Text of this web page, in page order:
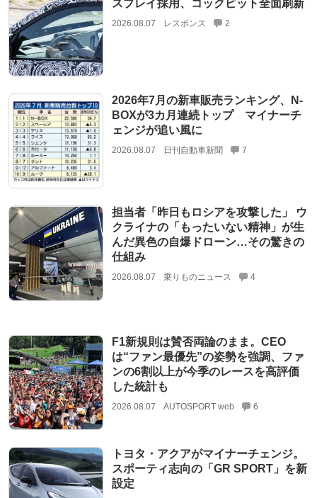
スプレイ採用、コックピット全面刷新
2026.08.07 レスポンス 2
2026年7月の新車販売ランキング、N-
BOXが3カ月連続トップ マイナーチ
ェンジが追い風に
2026.08.07 日刊自動車新聞 7
担当者「昨日もロシアを攻撃した」 ウ
クライナの「もったいない精神」が生
んだ異色の自爆ドローン…その驚きの
仕組み
2026.08.07 乗りものニュース 4
F1新規則は賛否両論のまま。CEO
は“ファン最優先”の姿勢を強調、ファ
ンの6割以上が今季のレースを高評価
した統計も
2026.08.07 AUTOSPORT web 6
トヨタ・アクアがマイナーチェンジ。
スポーティ志向の「GR SPORT」を新
設定